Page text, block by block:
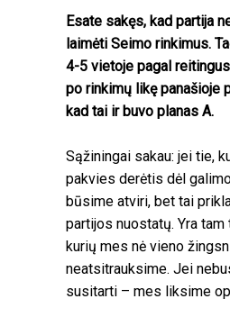
Esate sakęs, kad partija
laimėti Seimo rinkimus.
4-5 vietoje pagal
po rinkimų likę panašioje
kad tai ir buvo planas A.
Sąžiningai sakau: jei tie,
pakvies derėtis dėl
būsime atviri, bet tai
partijos nuostatų. Yra tam
kurių mes nė vieno
neatsitrauksime. Jei
susitarti – mes liksime